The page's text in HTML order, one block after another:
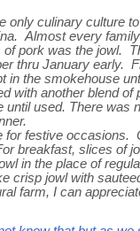
only culinary culture
Almost every
pork was the jowl.
thru January early.
in the smokehouse
with another blend of
used. There was
for festive occasions.
breakfast, slices of
in the place of
crisp jowl with
farm, I can